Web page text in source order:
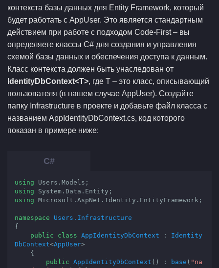
контекста базы данных для Entity Framework, который
будет работать с AppUser. Это является стандартным
действием при работе с подходом Code-First – вы
определяете классы C# для создания и управления
схемой базы данных и обеспечения доступа к данным.
Класс контекста должен быть унаследован от
IdentityDbContext<T>, где T – это класс, описывающий
пользователя (в нашем случае AppUser). Создайте
папку Infrastructure в проекте и добавьте файл класса с
названием AppIdentityDbContext.cs, код которого
показан в примере ниже:
using
using
using Microsoft.AspNet.Identity.EntityFramework;
namespace
Users.Infrastructure
{
public
class AppIdentityDbContext : Identity
DbContext<AppUser>
public AppIdentityDbContext ( ) : base ( "na